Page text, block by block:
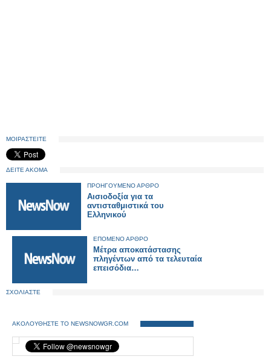
ΜΟΙΡΑΣΤΕΙΤΕ
ΔΕΙΤΕ ΑΚΟΜΑ
ΠΡΟΗΓΟΥΜΕΝΟ ΑΡΘΡΟ
Αισιοδοξία για τα
αντισταθμιστικά του
Ελληνικού
ΕΠΟΜΕΝΟ ΑΡΘΡΟ
Μέτρα αποκατάστασης
πληγέντων από τα τελευταία
επεισόδια…
ΣΧΟΛΙΑΣΤΕ
ΑΚΟΛΟΥΘΗΣΤΕ ΤΟ NEWSNOWGR.COM